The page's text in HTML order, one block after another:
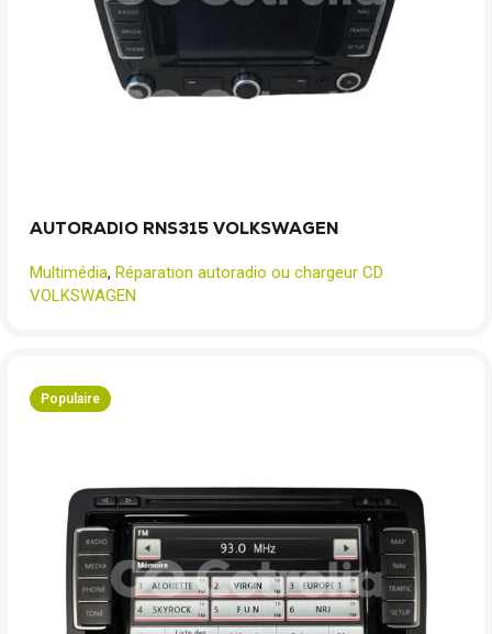
AUTORADIO RNS315 VOLKSWAGEN
Multimédia, Réparation autoradio ou chargeur CD
VOLKSWAGEN
Populaire